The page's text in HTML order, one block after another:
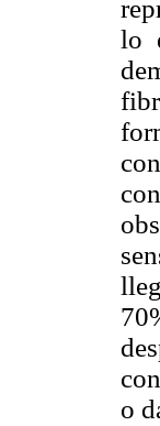
lo
o